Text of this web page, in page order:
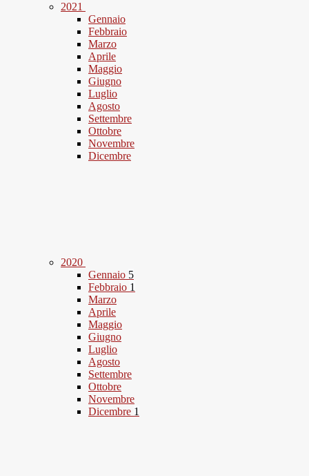
2021
Gennaio
Febbraio
Marzo
Aprile
Maggio
Giugno
Luglio
Agosto
Settembre
Ottobre
Novembre
Dicembre
2020
Gennaio 5
Febbraio 1
Marzo
Aprile
Maggio
Giugno
Luglio
Agosto
Settembre
Ottobre
Novembre
Dicembre 1